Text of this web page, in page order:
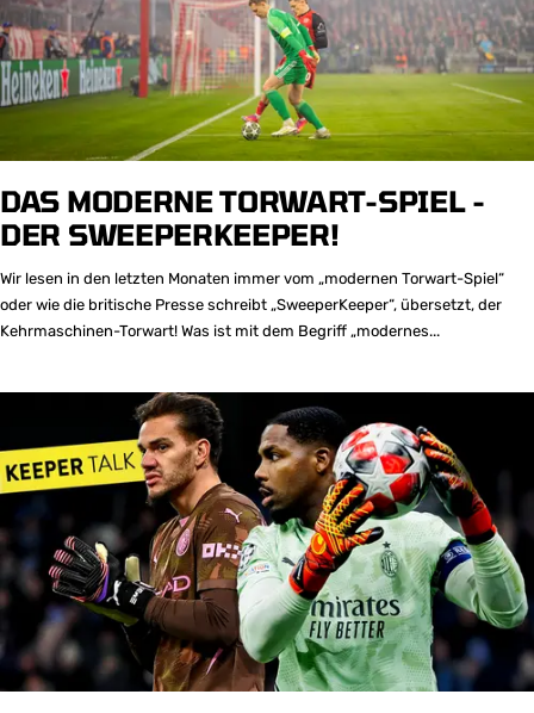
DAS MODERNE TORWART-SPIEL -
DER SWEEPERKEEPER!
Wir lesen in den letzten Monaten immer vom „modernen Torwart-Spiel“
oder wie die britische Presse schreibt „SweeperKeeper“, übersetzt, der
Kehrmaschinen-Torwart! Was ist mit dem Begriff „modernes...